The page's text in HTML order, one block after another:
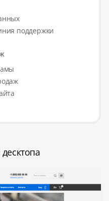
поддержки